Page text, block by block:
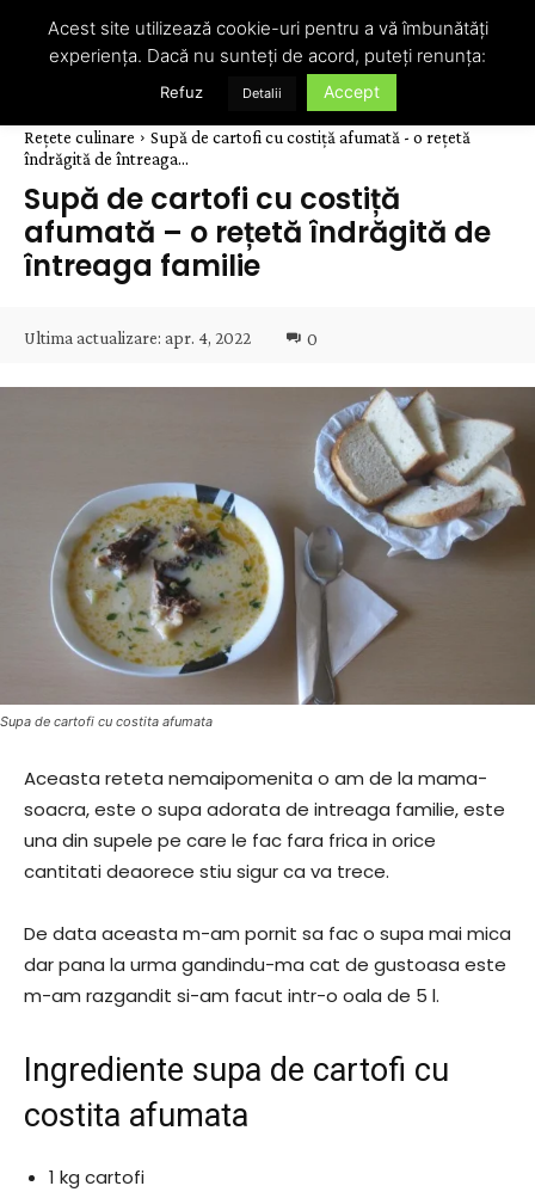
Rețete culinare
Supă de cartofi cu costiță afumată - o rețetă
îndrăgită de întreaga...
Supă de cartofi cu costiță
afumată – o rețetă îndrăgită de
întreaga familie
Ultima actualizare: apr. 4, 2022 0
Supa de cartofi cu costita afumata
Aceasta reteta nemaipomenita o am de la mama-
soacra, este o supa adorata de intreaga familie, este
una din supele pe care le fac fara frica in orice
cantitati deaorece stiu sigur ca va trece.
De data aceasta m-am pornit sa fac o supa mai mica
dar pana la urma gandindu-ma cat de gustoasa este
m-am razgandit si-am facut intr-o oala de 5 l.
Ingrediente supa de cartofi cu
costita afumata
1 kg cartofi
Acest site utilizează cookie-uri pentru a vă îmbunătăți
experiența. Dacă nu sunteți de acord, puteți renunța:
Refuz Detalii Accept